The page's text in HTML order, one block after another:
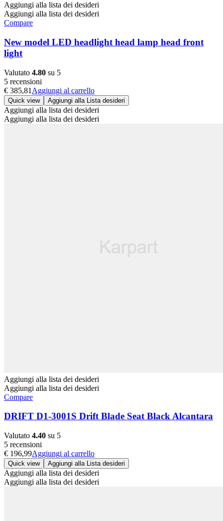
Aggiungi alla lista dei desideri
Aggiungi alla lista dei desideri
Compare
New model LED headlight head lamp head front
light
Valutato 4.80 su 5
5 recensioni
€ 385,81 Aggiungi al carrello
Quick view Aggiungi alla Lista desideri
Aggiungi alla lista dei desideri
Aggiungi alla lista dei desideri
Aggiungi alla lista dei desideri
Aggiungi alla lista dei desideri
Compare
DRIFT D1-3001S Drift Blade Seat Black Alcantara
Valutato 4.40 su 5
5 recensioni
€ 196,99Aggiungi al carrello
Quick view Aggiungi alla Lista desideri
Aggiungi alla lista dei desideri
Aggiungi alla lista dei desideri